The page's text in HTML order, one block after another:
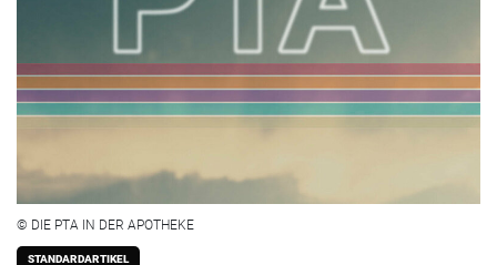
© DIE PTA IN DER APOTHEKE
STANDARDARTIKEL